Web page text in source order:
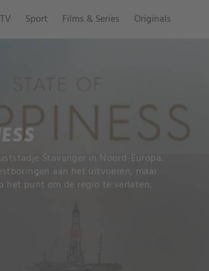
Sport Films & Series Originals
Stavanger in Noord-Europa.
aan het uitvoeren, maar
het punt om de regio te verlaten.